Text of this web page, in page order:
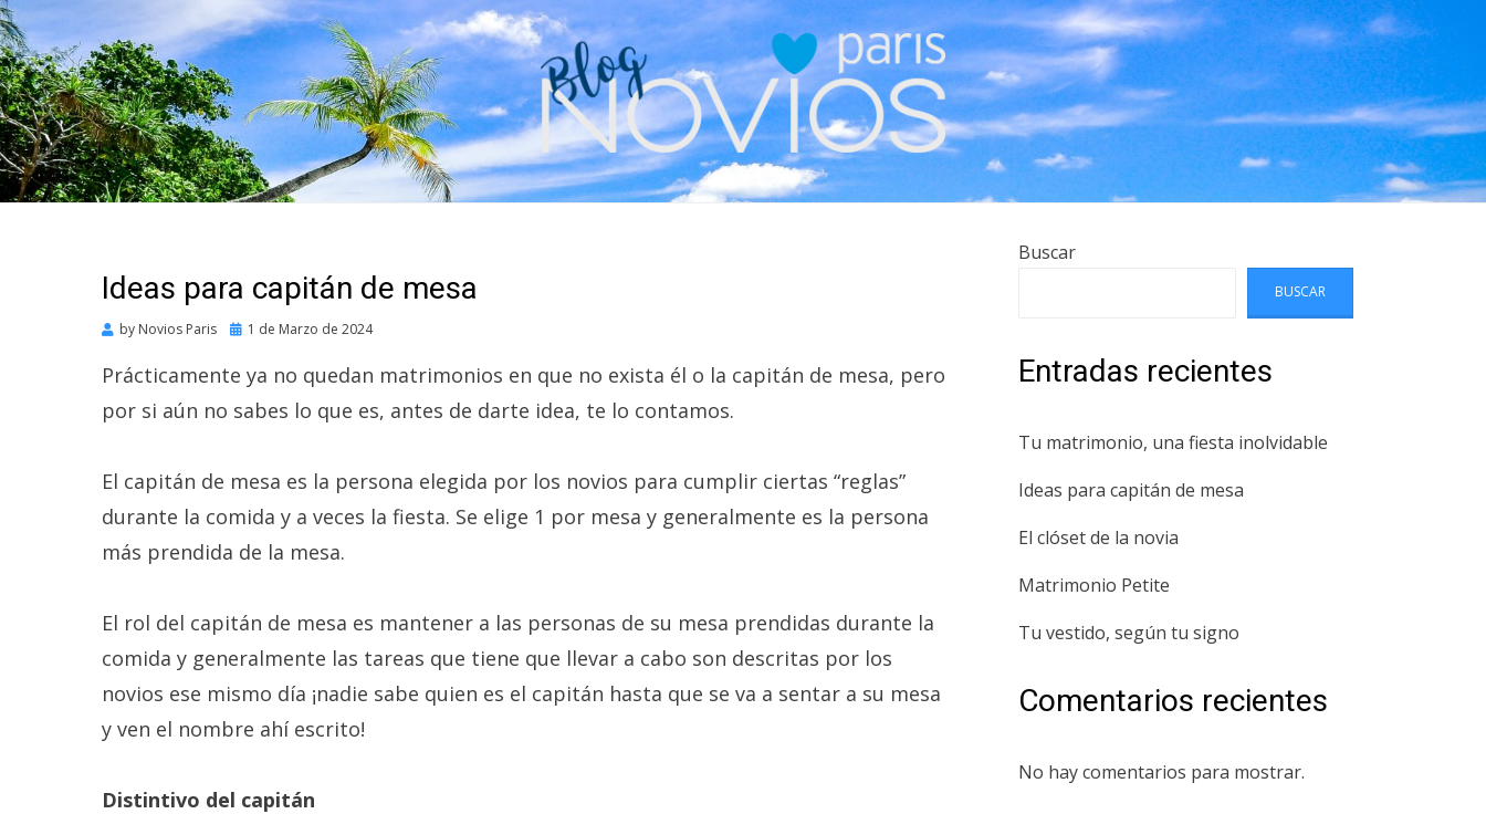
Ideas para capitán de mesa
by Novios Paris
Posted
1 de Marzo de 2024
Prácticamente ya no quedan matrimonios en que no exista él o la capitán de mesa, pero
por si aún no sabes lo que es, antes de darte idea, te lo contamos.
El capitán de mesa es la persona elegida por los novios para cumplir ciertas “reglas”
durante la comida y a veces la fiesta. Se elige 1 por mesa y generalmente es la persona
más prendida de la mesa.
El rol del capitán de mesa es mantener a las personas de su mesa prendidas durante la
comida y generalmente las tareas que tiene que llevar a cabo son descritas por los
novios ese mismo día ¡nadie sabe quien es el capitán hasta que se va a sentar a su mesa
y ven el nombre ahí escrito!
Distintivo del capitán
Buscar
BUSCAR
Entradas recientes
Tu matrimonio, una fiesta inolvidable
Ideas para capitán de mesa
El clóset de la novia
Matrimonio Petite
Tu vestido, según tu signo
Comentarios recientes
No hay comentarios para mostrar.